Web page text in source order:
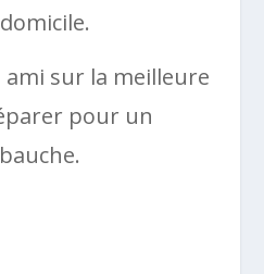
ami sur la meilleure
pour un